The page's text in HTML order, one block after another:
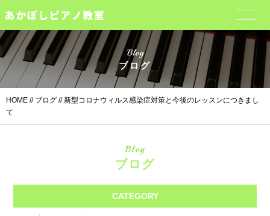
Blog
ブログ
HOME // ブログ // 新型コロナウィルス感染症対策と今後のレッスンにつきまし
て
Blog
ブログ
CATEGORY